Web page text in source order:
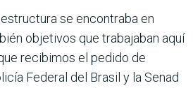
se encontraba en
objetivos que trabajaban aquí
recibimos el pedido de
Federal del Brasil y la Senad